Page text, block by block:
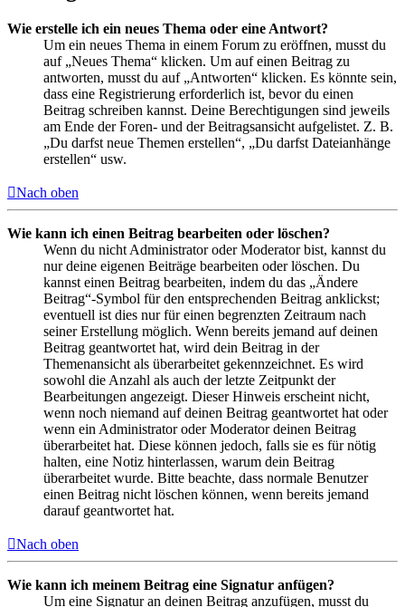
Wie erstelle ich ein neues Thema oder eine Antwort?
Um ein neues Thema in einem Forum zu eröffnen, musst du
auf „Neues Thema“ klicken. Um auf einen Beitrag zu
antworten, musst du auf „Antworten“ klicken. Es könnte sein,
dass eine Registrierung erforderlich ist, bevor du einen
Beitrag schreiben kannst. Deine Berechtigungen sind jeweils
am Ende der Foren- und der Beitragsansicht aufgelistet. Z. B.
„Du darfst neue Themen erstellen“, „Du darfst Dateianhänge
erstellen“ usw.
Nach oben
Wie kann ich einen Beitrag bearbeiten oder löschen?
Wenn du nicht Administrator oder Moderator bist, kannst du
nur deine eigenen Beiträge bearbeiten oder löschen. Du
kannst einen Beitrag bearbeiten, indem du das „Ändere
Beitrag“-Symbol für den entsprechenden Beitrag anklickst;
eventuell ist dies nur für einen begrenzten Zeitraum nach
seiner Erstellung möglich. Wenn bereits jemand auf deinen
Beitrag geantwortet hat, wird dein Beitrag in der
Themenansicht als überarbeitet gekennzeichnet. Es wird
sowohl die Anzahl als auch der letzte Zeitpunkt der
Bearbeitungen angezeigt. Dieser Hinweis erscheint nicht,
wenn noch niemand auf deinen Beitrag geantwortet hat oder
wenn ein Administrator oder Moderator deinen Beitrag
überarbeitet hat. Diese können jedoch, falls sie es für nötig
halten, eine Notiz hinterlassen, warum dein Beitrag
überarbeitet wurde. Bitte beachte, dass normale Benutzer
einen Beitrag nicht löschen können, wenn bereits jemand
darauf geantwortet hat.
Nach oben
Wie kann ich meinem Beitrag eine Signatur anfügen?
Um eine Signatur an deinen Beitrag anzufügen, musst du